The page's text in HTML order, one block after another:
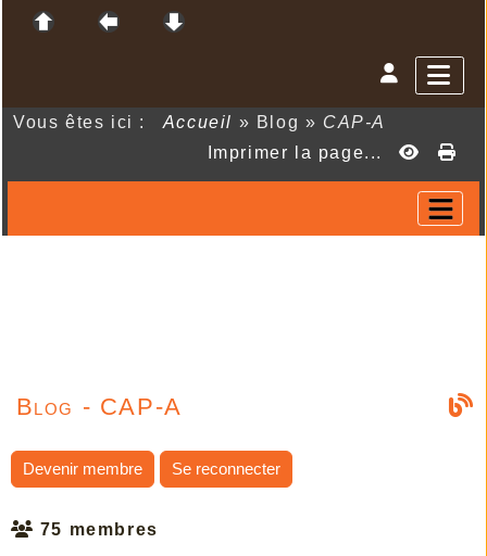
Vous êtes ici : Accueil » Blog » CAP-A
Imprimer la page...
Blog - CAP-A
Devenir membre Se reconnecter
75 membres